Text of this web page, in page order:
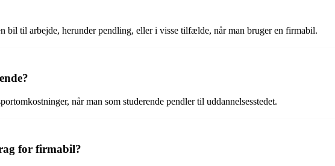
bil til arbejde, herunder pendling, eller i visse tilfælde, når man bruger en firmabil.
når man som studerende pendler til uddannelsesstedet.
for firmabil?